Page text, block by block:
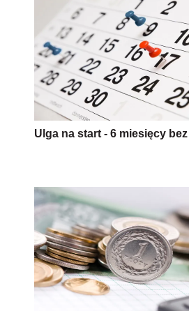
Ulga na start - 6 miesięcy bez